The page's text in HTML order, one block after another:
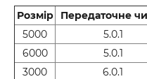
Розмір Передаточне
5000
5.0.1
6000
5.0.1
3000
6.0.1